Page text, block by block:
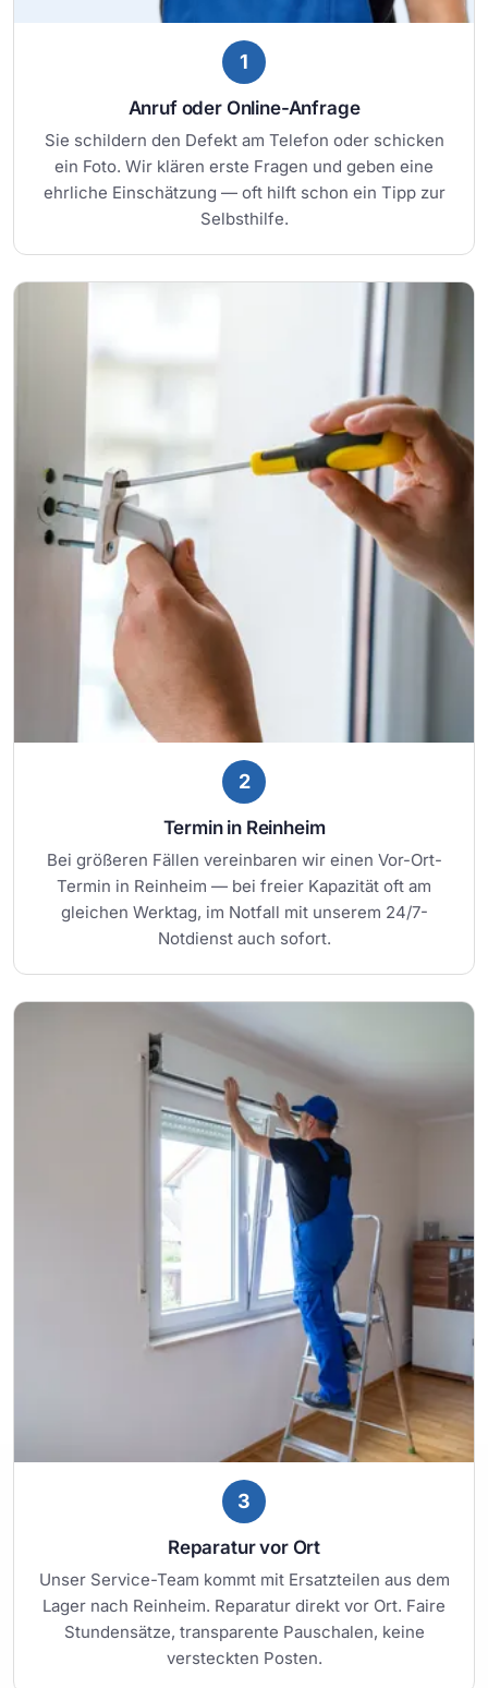
1
Anruf oder Online-Anfrage
Sie schildern den Defekt am Telefon oder schicken
ein Foto. Wir klären erste Fragen und geben eine
ehrliche Einschätzung — oft hilft schon ein Tipp zur
Selbsthilfe.
2
Termin in Reinheim
Bei größeren Fällen vereinbaren wir einen Vor-Ort-
Termin in Reinheim — bei freier Kapazität oft am
gleichen Werktag, im Notfall mit unserem 24/7-
Notdienst auch sofort.
3
Reparatur vor Ort
Unser Service-Team kommt mit Ersatzteilen aus dem
Lager nach Reinheim. Reparatur direkt vor Ort. Faire
Stundensätze, transparente Pauschalen, keine
versteckten Posten.